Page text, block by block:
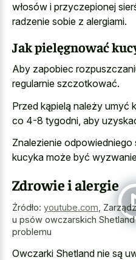
włosów i przyczepionej
radzenie sobie z alergiami.
Jak pielęgnować
Aby zapobiec
regularnie szczotkować.
Przed kąpielą należy umyć
co 4-8 tygodni, aby
Znalezienie
kucyka może być
Zdrowie i alergie
Źródło: youtube.com
u psów owczarskich
problemu
Owczarki Shetland nie są